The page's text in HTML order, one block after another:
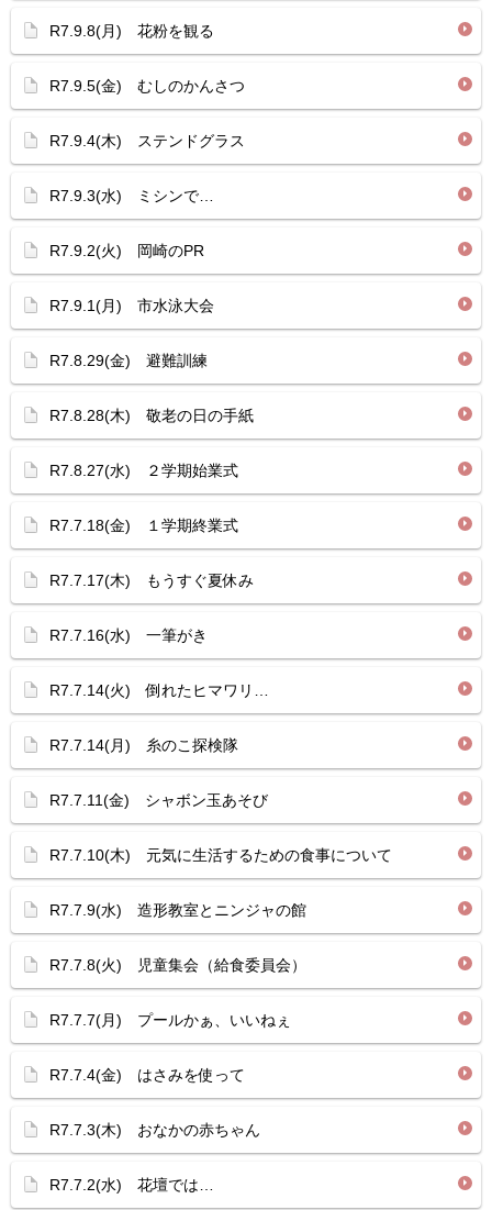
R7.9.8(月) 花粉を観る
R7.9.5(金) むしのかんさつ
R7.9.4(木) ステンドグラス
R7.9.3(水) ミシンで…
R7.9.2(火) 岡崎のPR
R7.9.1(月) 市水泳大会
R7.8.29(金) 避難訓練
R7.8.28(木) 敬老の日の手紙
R7.8.27(水) ２学期始業式
R7.7.18(金) １学期終業式
R7.7.17(木) もうすぐ夏休み
R7.7.16(水) 一筆がき
R7.7.14(火) 倒れたヒマワリ…
R7.7.14(月) 糸のこ探検隊
R7.7.11(金) シャボン玉あそび
R7.7.10(木) 元気に生活するための食事について
R7.7.9(水) 造形教室とニンジャの館
R7.7.8(火) 児童集会（給食委員会）
R7.7.7(月) プールかぁ、いいねぇ
R7.7.4(金) はさみを使って
R7.7.3(木) おなかの赤ちゃん
R7.7.2(水) 花壇では…